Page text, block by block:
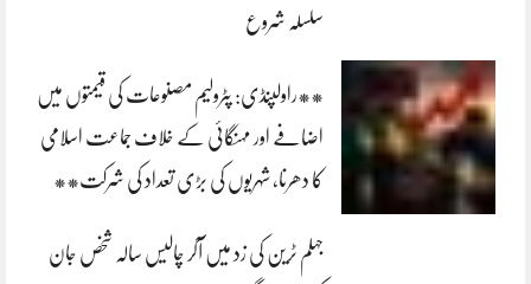
سلسلہ شروع
**راولپنڈی: پٹرولیم مصنوعات کی قیمتوں میں
اضافے اور مہنگائی کے خلاف جماعت اسلامی
کا دھرنا، شہریوں کی بڑی تعداد کی شرکت**
جہلم ٹرین کی زد میں آکر چالیس سالہ شخص جان